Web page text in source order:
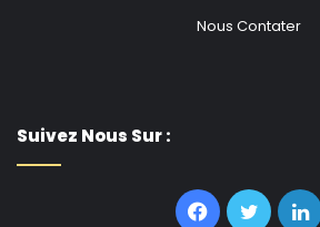
Nous Contater
Suivez Nous Sur :
Facebook